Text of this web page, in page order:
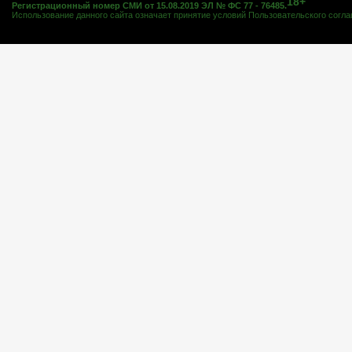
Регистрационный номер СМИ от 15.08.2019 ЭЛ № ФС 77 - 76485.
Использование данного сайта означает принятие условий Пользовательского